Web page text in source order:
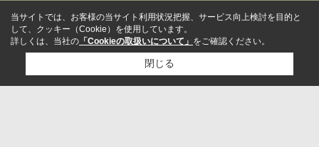
当サイトでは、お客様の当サイト利用状況把握、サービス向上検討を目的と
して、クッキー（Cookie）を使用しています。
詳しくは、当社の 「Cookieの取扱いについて」 をご確認ください。
閉じる